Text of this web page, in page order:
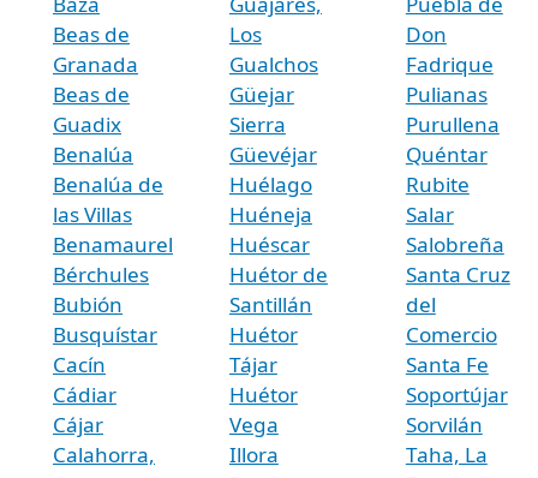
Beas de
Granada
Beas de
Guadix
Benalúa
Benalúa de
las Villas
Benamaurel
Bérchules
Bubión
Busquístar
Cacín
Cádiar
Cájar
Calahorra,
Los
Gualchos
Güejar
Sierra
Güevéjar
Huélago
Huéneja
Huéscar
Huétor de
Santillán
Huétor
Tájar
Huétor
Vega
Illora
Don
Fadrique
Pulianas
Purullena
Quéntar
Rubite
Salar
Salobreña
Santa Cruz
del
Comercio
Santa Fe
Soportújar
Sorvilán
Taha, La